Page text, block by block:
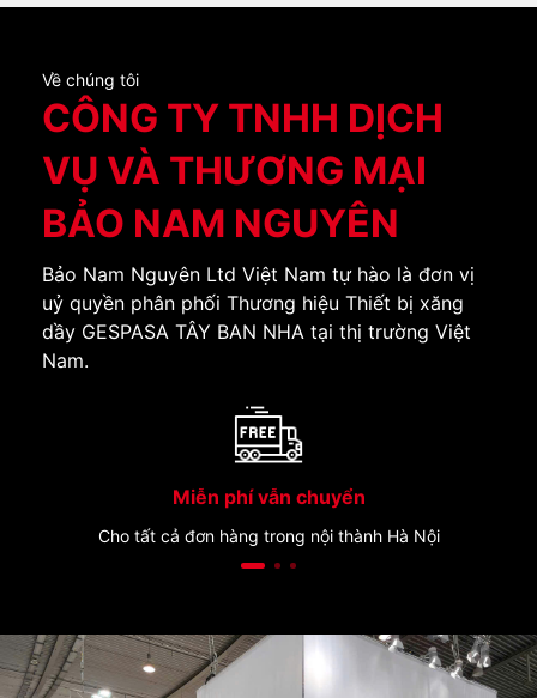
Về chúng tôi
CÔNG TY TNHH DỊCH
VỤ VÀ THƯƠNG MẠI
BẢO NAM NGUYÊN
Bảo Nam Nguyên Ltd Việt Nam tự hào là đơn vị
uỷ quyền phân phối Thương hiệu Thiết bị xăng
dầy GESPASA TÂY BAN NHA tại thị trường Việt
Nam.
Miễn phí vẫn chuyển
Cho tất cả đơn hàng trong nội thành Hà Nội